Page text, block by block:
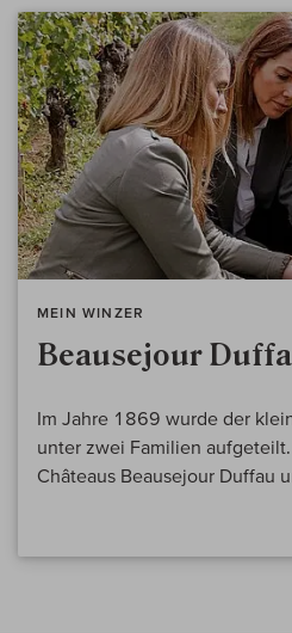
MEIN WINZER
Beausejour
Im Jahre 1869 wurde der
unter zwei Familien
Châteaus Beausejour Duffau